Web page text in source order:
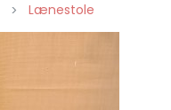
Lænestole